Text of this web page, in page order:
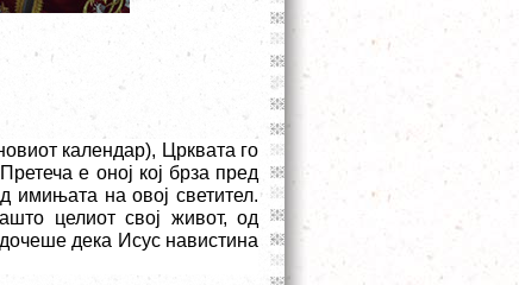
календар), Црквата го
е оној кој брза пред
имињата на овој светител.
целиот свој живот, од
дека Исус навистина